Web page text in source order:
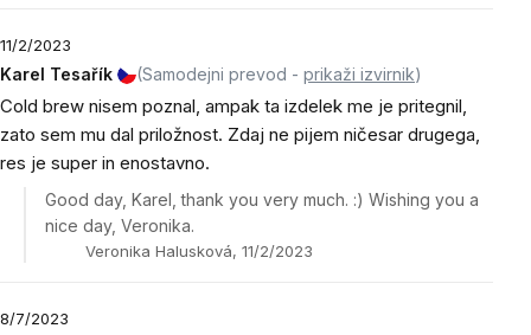
11/2/2023
Karel Tesařík (Samodejni prevod - prikaži izvirnik)
Cold brew nisem poznal, ampak ta izdelek me je pritegnil,
zato sem mu dal priložnost. Zdaj ne pijem ničesar drugega,
res je super in enostavno.
Good day, Karel, thank you very much. :) Wishing you a
nice day, Veronika.
Veronika Halusková, 11/2/2023
8/7/2023